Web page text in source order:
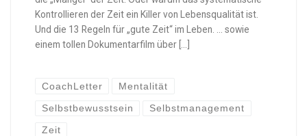
Kontrollieren der Zeit ein Killer von Lebensqualität ist.
Und die 13 Regeln für „gute Zeit“ im Leben. … sowie
einem tollen Dokumentarfilm über […]
CoachLetter Mentalität
Selbstbewusstsein Selbstmanagement
Zeit